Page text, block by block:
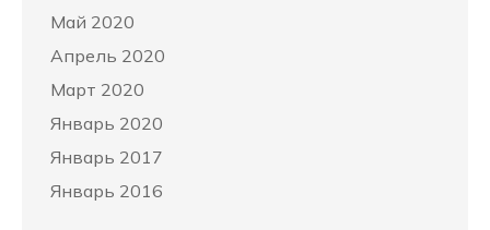
Май 2020
Апрель 2020
Март 2020
Январь 2020
Январь 2017
Январь 2016